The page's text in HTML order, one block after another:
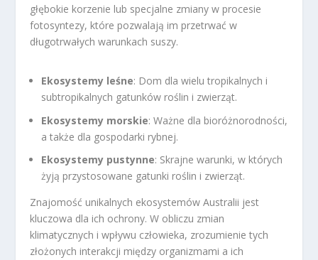
głębokie korzenie lub specjalne zmiany w procesie
fotosyntezy, które pozwalają im przetrwać w
długotrwałych warunkach suszy.
Ekosystemy leśne: Dom dla wielu tropikalnych i
subtropikalnych gatunków roślin i zwierząt.
Ekosystemy morskie: Ważne dla bioróżnorodności,
a także dla gospodarki rybnej.
Ekosystemy pustynne: Skrajne warunki, w których
żyją przystosowane gatunki roślin i zwierząt.
Znajomość unikalnych ekosystemów Australii jest
kluczowa dla ich ochrony. W obliczu zmian
klimatycznych i wpływu człowieka, zrozumienie tych
złożonych interakcji między organizmami a ich